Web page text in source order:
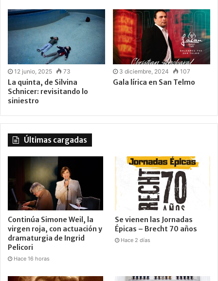
12 junio, 2025 73
La quinta, de Silvina
Schnicer: revisitando lo
siniestro
3 diciembre, 2024 107
Gala lírica en San Telmo
Últimas cargadas
Continúa Simone Weil, la
virgen roja, con actuación y
dramaturgia de Ingrid
Pelicori
Hace 16 horas
Se vienen las Jornadas
Épicas – Brecht 70 años
Hace 2 días